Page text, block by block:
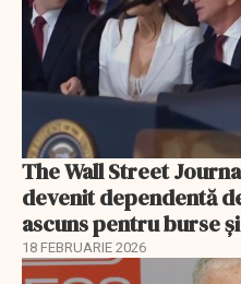
The Wall Street
devenit dependentă
ascuns pentru burse
18 FEBRUARIE 2026
EXCLUSIV